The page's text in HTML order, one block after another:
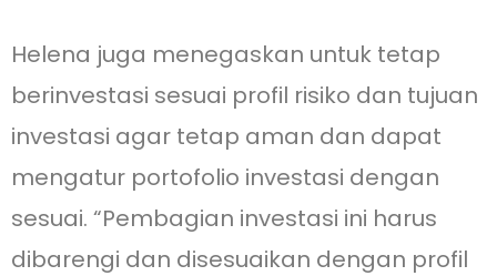
Helena juga menegaskan untuk tetap
berinvestasi sesuai profil risiko dan tujuan
investasi agar tetap aman dan dapat
mengatur portofolio investasi dengan
sesuai. “Pembagian investasi ini harus
dibarengi dan disesuaikan dengan profil